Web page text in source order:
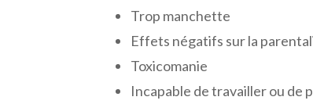
Trop manchette
Effets négatifs sur la
Toxicomanie
Incapable de travailler ou de